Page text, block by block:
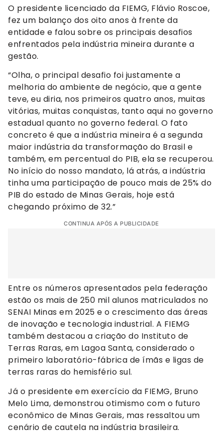
O presidente licenciado da FIEMG, Flávio Roscoe,
fez um balanço dos oito anos à frente da
entidade e falou sobre os principais desafios
enfrentados pela indústria mineira durante a
gestão.
“Olha, o principal desafio foi justamente a
melhoria do ambiente de negócio, que a gente
teve, eu diria, nos primeiros quatro anos, muitas
vitórias, muitas conquistas, tanto aqui no governo
estadual quanto no governo federal. O fato
concreto é que a indústria mineira é a segunda
maior indústria da transformação do Brasil e
também, em percentual do PIB, ela se recuperou.
No início do nosso mandato, lá atrás, a indústria
tinha uma participação de pouco mais de 25% do
PIB do estado de Minas Gerais, hoje está
chegando próximo de 32.”
CONTINUA APÓS A PUBLICIDADE
Entre os números apresentados pela federação
estão os mais de 250 mil alunos matriculados no
SENAI Minas em 2025 e o crescimento das áreas
de inovação e tecnologia industrial. A FIEMG
também destacou a criação do Instituto de
Terras Raras, em Lagoa Santa, considerado o
primeiro laboratório-fábrica de ímãs e ligas de
terras raras do hemisfério sul.
Já o presidente em exercício da FIEMG, Bruno
Melo Lima, demonstrou otimismo com o futuro
econômico de Minas Gerais, mas ressaltou um
cenário de cautela na indústria brasileira.